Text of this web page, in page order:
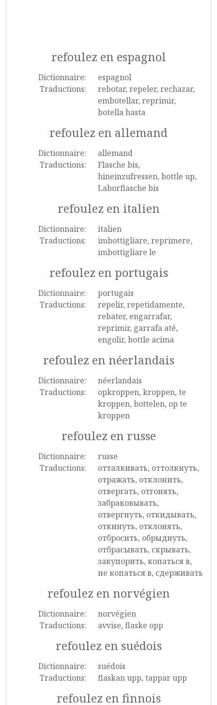
refoulez en espagnol
Dictionnaire:
espagnol
Traductions:
rebotar, repeler, rechazar,
embotellar, reprimir,
botella hasta
refoulez en allemand
Dictionnaire:
allemand
Traductions:
Flasche bis,
hineinzufressen, bottle up,
Laborflasche bis
refoulez en italien
Dictionnaire:
italien
Traductions:
imbottigliare, reprimere,
imbottigliare le
refoulez en portugais
Dictionnaire:
portugais
Traductions:
repelir, repetidamente,
rebater, engarrafar,
reprimir, garrafa até,
engolir, bottle acima
refoulez en néerlandais
Dictionnaire:
néerlandais
Traductions:
opkroppen, kroppen, te
kroppen, bottelen, op te
kroppen
refoulez en russe
Dictionnaire:
russe
Traductions:
отталкивать, оттолкнуть,
отражать, отклонить,
отвергать, отгонять,
забраковывать,
отвергнуть, откидывать,
откинуть, отклонять,
отбросить, обрыднуть,
отбрасывать, скрывать,
закупорить, копаться в,
не копаться в, сдерживать
refoulez en norvégien
Dictionnaire:
norvégien
Traductions:
avvise, flaske opp
refoulez en suédois
Dictionnaire:
suédois
Traductions:
flaskan upp, tappar upp
refoulez en finnois